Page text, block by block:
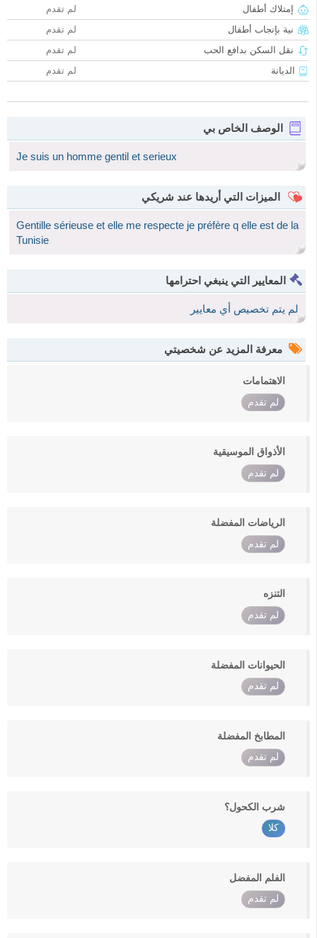
إمتلاك أطفال
لم تقدم
نية بإنجاب أطفال
لم تقدم
نقل السكن بدافع الحب
لم تقدم
الديانة
لم تقدم
الوصف الخاص بي
Je suis un homme gentil et serieux
الميزات التي أريدها عند شريكي
Gentille sérieuse et elle me respecte je préfère q elle est de la
Tunisie
المعايير التي ينبغي احترامها
لم يتم تخصيص أي معايير
معرفة المزيد عن شخصيتي
الاهتمامات
لم تقدم
الأذواق الموسيقية
لم تقدم
الرياضات المفضلة
لم تقدم
التنزه
لم تقدم
الحيوانات المفضلة
لم تقدم
المطابخ المفضلة
لم تقدم
شرب الكحول؟
كلا
الفلم المفضل
لم تقدم